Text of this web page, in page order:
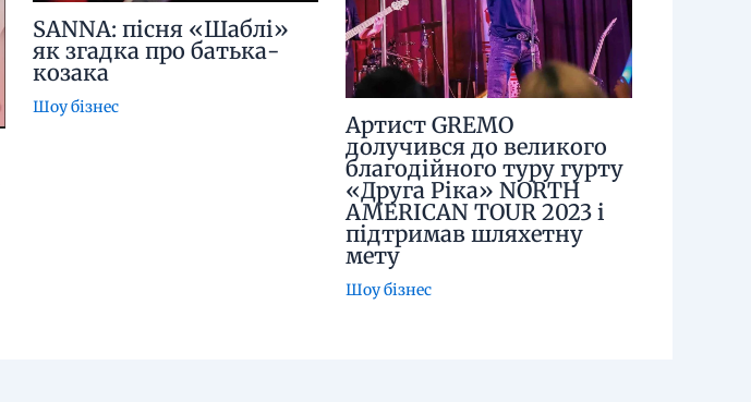
SANNA: пісня «Шаблі»
як згадка про батька-
козака
Шоу бізнес
Артист GREMO
долучився до великого
благодійного туру гурту
«Друга Ріка» NORTH
AMERICAN TOUR 2023 і
підтримав шляхетну
мету
Шоу бізнес